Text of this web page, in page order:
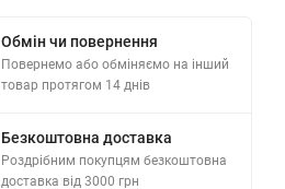
Обмін чи повернення
Повернемо або обміняємо на інший
товар протягом 14 днів
Безкоштовна доставка
Роздрібним покупцям безкоштовна
доставка від 3000 грн